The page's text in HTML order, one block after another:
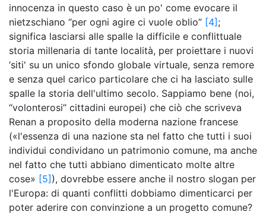
innocenza in questo caso è un po' come evocare il
nietzschiano “per ogni agire ci vuole oblio” [4] ;
significa lasciarsi alle spalle la difficile e conflittuale
storia millenaria di tante località, per proiettare i nuovi
‘siti' su un unico sfondo globale virtuale, senza remore
e senza quel carico particolare che ci ha lasciato sulle
spalle la storia dell'ultimo secolo. Sappiamo bene (noi,
“volonterosi” cittadini europei) che ciò che scriveva
Renan a proposito della moderna nazione francese
(«l'essenza di una nazione sta nel fatto che tutti i suoi
individui condividano un patrimonio comune, ma anche
nel fatto che tutti abbiano dimenticato molte altre
cose» [5] ), dovrebbe essere anche il nostro slogan per
l'Europa: di quanti conflitti dobbiamo dimenticarci per
poter aderire con convinzione a un progetto comune?